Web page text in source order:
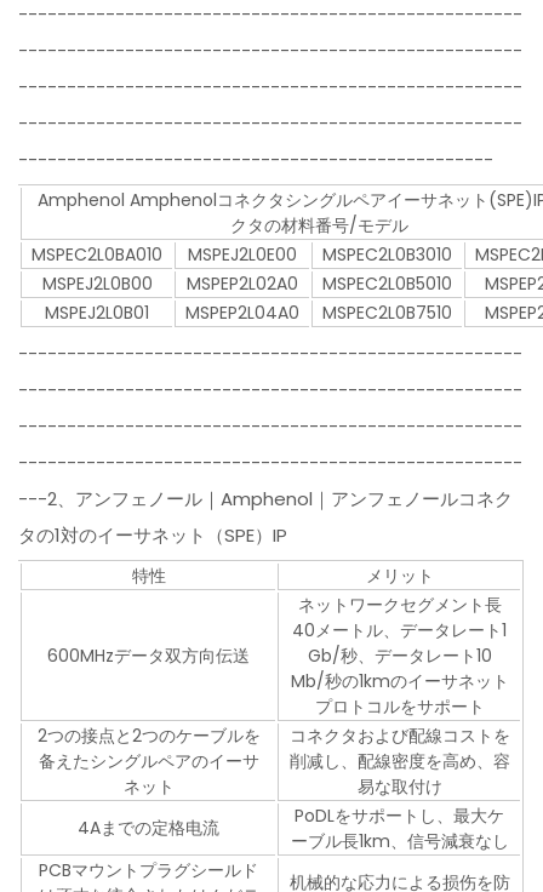
----------------------------------------------------
----------------------------------------------------
----------------------------------------------------
----------------------------------------------------
-------------------------------------------------
Amphenol Amphenolコネクタシングルペアイーサネット
クタの材料番号/モデル
MSPEC2L0BA010
MSPEJ2L0E00 MSPEC2L0B3010
MSPEJ2L0B00
MSPEP2L02A0 MSPEC2L0B5010
MSPEJ2L0B01
MSPEP2L04A0 MSPEC2L0B7510
----------------------------------------------------
----------------------------------------------------
----------------------------------------------------
----------------------------------------------------
---2、アンフェノール｜Amphenol｜アンフェノールコネク
タの1対のイーサネット（SPE）IP
特性 メリット
600MHzデータ双方向伝送
ネットワークセグメント長
40メートル、データレート1
Gb/秒、データレート10
Mb/秒の1kmのイーサネット
プロトコルをサポート
2つの接点と2つのケーブルを
备えたシングルペアのイーサ
ネット
コネクタおよび配線コストを
削减し、配線密度を高め、容
易な取付け
4Aまでの定格电流
PoDLをサポートし、最大ケ
ーブル長1km、信号減衰なし
PCBマウントプラグシールド
机械的な応力による损伤を防